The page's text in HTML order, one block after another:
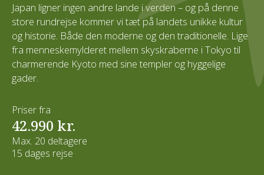
Japan ligner ingen andre lande i verden – og på denne
store rundrejse kommer vi tæt på landets unikke kultur
og historie. Både den moderne og den traditionelle. Lige
fra menneskemylderet mellem skyskraberne i Tokyo til
charmerende Kyoto med sine templer og hyggelige
gader.
Priser fra
42.990 kr.
Max. 20 deltagere
15 dages rejse